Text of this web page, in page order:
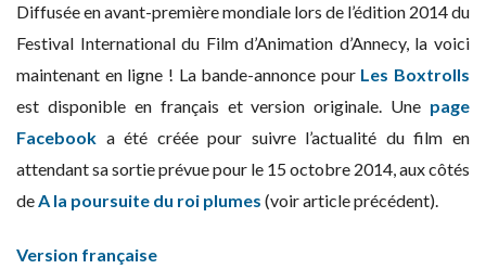
Diffusée en avant-première mondiale lors de l’édition 2014 du
Festival International du Film d’Animation d’Annecy, la voici
maintenant en ligne ! La bande-annonce pour Les Boxtrolls
est disponible en français et version originale. Une page
Facebook a été créée pour suivre l’actualité du film en
attendant sa sortie prévue pour le 15 octobre 2014, aux côtés
deA la poursuite du roi plumes (voir article précédent).
Version française